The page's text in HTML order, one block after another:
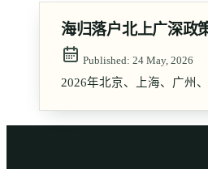
海归落户北上广深政
Published: 24 May, 2026
2026年北京、上海、广州